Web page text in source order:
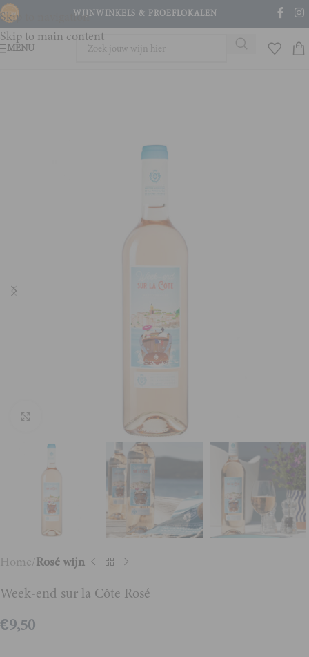
Skip to navigation
Skip to main content
WIJNWINKELS & PROEFLOKALEN
MENU
Home Rosé wijn
Week-end sur la Côte Rosé
€9,50